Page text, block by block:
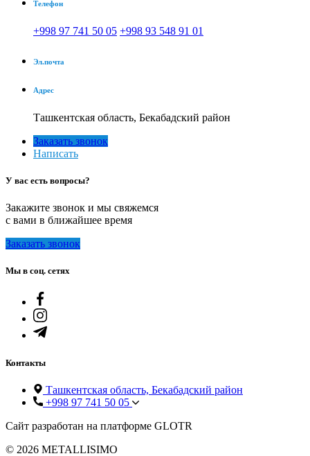
Телефон
+998 97 741 50 05 +998 93 548 91 01
Эл.почта
Адрес
Ташкентская область, Бекабадский район
Заказать звонок
Написать
У вас есть вопросы?
Закажите звонок и мы свяжемся
с вами в ближайшее время
Заказать звонок
Мы в соц. сетях
Контакты
Ташкентская область, Бекабадский район
+998 97 741 50 05
Сайт разработан на платформе GLOTR
© 2026 METALLISIMO